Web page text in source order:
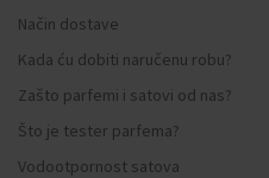
Način dostave
Kada ću dobiti naručenu robu?
Zašto parfemi i satovi od nas?
Što je tester parfema?
Vodootpornost satova